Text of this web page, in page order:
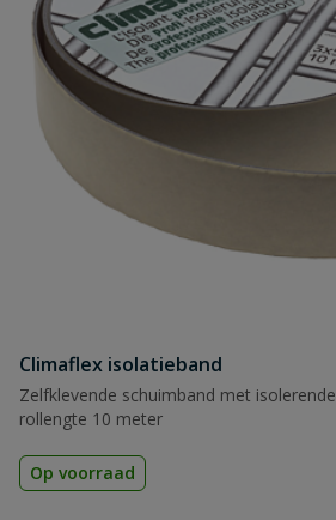
Climaflex isolatieband
Zelfklevende schuimband met
rollengte 10 meter
Op voorraad